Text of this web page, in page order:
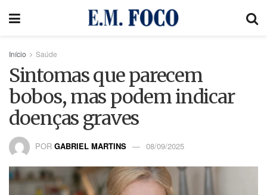
Início Saúde
Sintomas que parecem
bobos, mas podem indicar
doenças graves
POR GABRIEL MARTINS 08/09/2025